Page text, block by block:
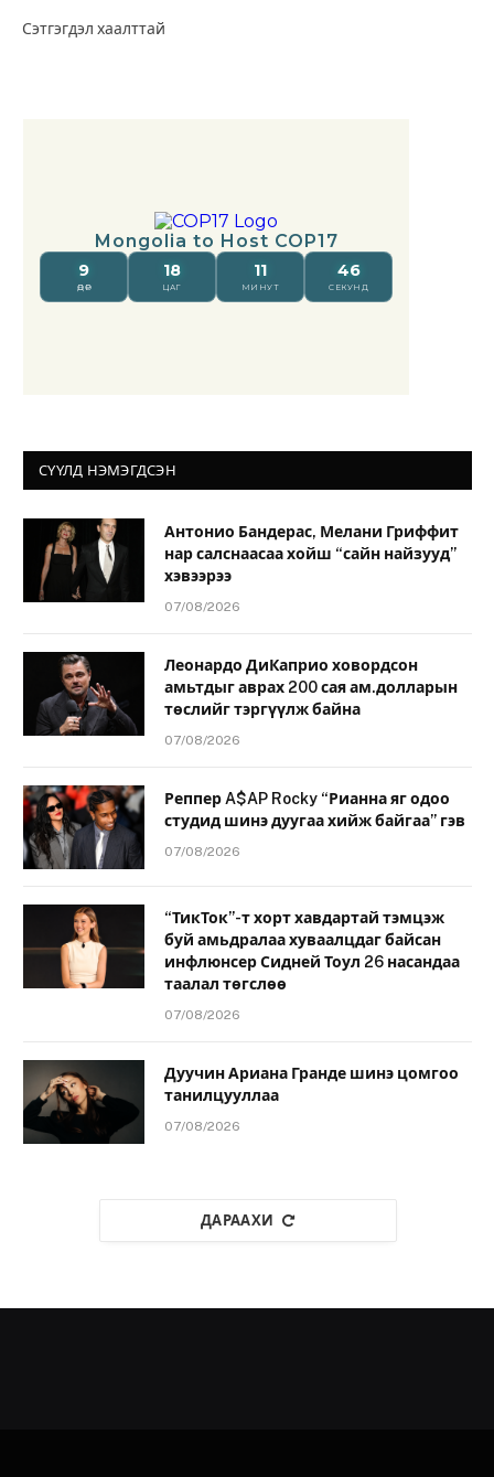
Сэтгэгдэл хаалттай
СҮҮЛД НЭМЭГДСЭН
Антонио Бандерас, Мелани Гриффит
нар салснаасаа хойш “сайн найзууд”
хэвээрээ
07/08/2026
Леонардо ДиКаприо ховордсон
амьтдыг аврах 200 сая ам.долларын
төслийг тэргүүлж байна
07/08/2026
Реппер A$AP Rocky “Рианна яг одоо
студид шинэ дуугаа хийж байгаа” гэв
07/08/2026
“ТикТок”-т хорт хавдартай тэмцэж
буй амьдралаа хуваалцдаг байсан
инфлюнсер Сидней Тоул 26 насандаа
таалал төгслөө
07/08/2026
Дуучин Ариана Гранде шинэ цомгоо
танилцууллаа
07/08/2026
ДАРААХИ